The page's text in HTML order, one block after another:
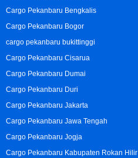
Cargo Pekanbaru Bengkalis
Cargo Pekanbaru Bogor
cargo pekanbaru bukittinggi
Cargo Pekanbaru Cisarua
Cargo Pekanbaru Dumai
Cargo Pekanbaru Duri
Cargo Pekanbaru Jakarta
Cargo Pekanbaru Jawa Tengah
Cargo Pekanbaru Jogja
Cargo Pekanbaru Kabupaten Rokan Hilir